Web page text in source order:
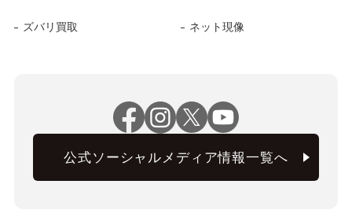
ズバリ買取 ネット現像
公式ソーシャルメディア情報一覧へ